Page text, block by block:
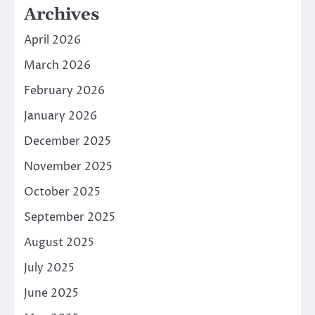
Archives
April 2026
March 2026
February 2026
January 2026
December 2025
November 2025
October 2025
September 2025
August 2025
July 2025
June 2025